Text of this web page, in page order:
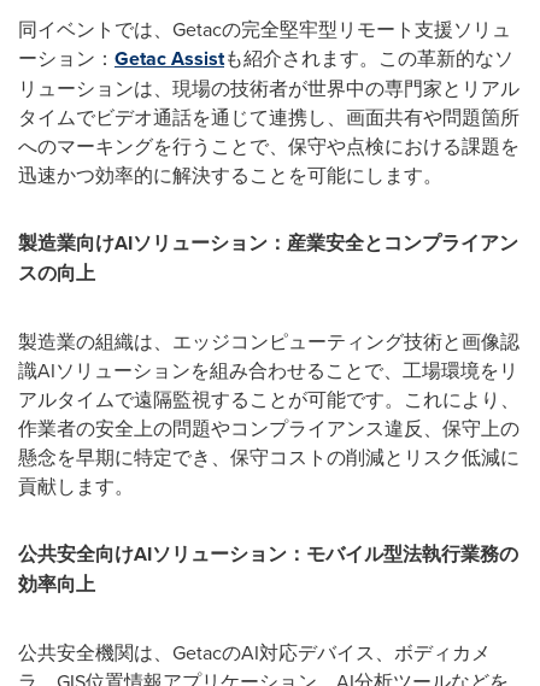
同イベントでは、 Getacの完全堅牢型リモート支援ソリュ
ーション： Getac Assistも紹介されます。この革新的なソ
リューションは、現場の技術者が世界中の専門家とリアル
タイムでビデオ通話を通じて連携し、画面共有や問題箇所
へのマーキングを行うことで、保守や点検における課題を
迅速かつ効率的に解決することを可能にします。
製造業向けAIソリューション：産業安全とコンプライアン
スの向上
製造業の組織は、エッジコンピューティング技術と画像認
識AIソリューションを組み合わせることで、工場環境をリ
アルタイムで遠隔監視することが可能です。これにより、
作業者の安全上の問題やコンプライアンス違反、保守上の
懸念を早期に特定でき、保守コストの削減とリスク低減に
貢献します。
公共安全向けAIソリューション：モバイル型法執行業務の
効率向上
公共安全機関は、 GetacのAI対応デバイス、ボディカメ
ラ、 GIS位置情報アプリケーション、 AI分析ツールなどを